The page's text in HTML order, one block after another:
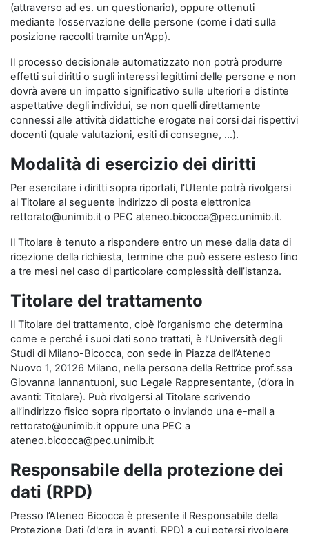
(attraverso ad es. un questionario), oppure ottenuti
mediante l’osservazione delle persone (come i dati sulla
posizione raccolti tramite un’App).
Il processo decisionale automatizzato non potrà produrre
effetti sui diritti o sugli interessi legittimi delle persone e non
dovrà avere un impatto significativo sulle ulteriori e distinte
aspettative degli individui, se non quelli direttamente
connessi alle attività didattiche erogate nei corsi dai rispettivi
docenti (quale valutazioni, esiti di consegne, …).
Modalità di esercizio dei diritti
Per esercitare i diritti sopra riportati, l'Utente potrà rivolgersi
al Titolare al seguente indirizzo di posta elettronica
rettorato@unimib.it o PEC ateneo.bicocca@pec.unimib.it.
Il Titolare è tenuto a rispondere entro un mese dalla data di
ricezione della richiesta, termine che può essere esteso fino
a tre mesi nel caso di particolare complessità dell’istanza.
Titolare del trattamento
Il Titolare del trattamento, cioè l’organismo che determina
come e perché i suoi dati sono trattati, è l’Università degli
Studi di Milano-Bicocca, con sede in Piazza dell’Ateneo
Nuovo 1, 20126 Milano, nella persona della Rettrice prof.ssa
Giovanna Iannantuoni, suo Legale Rappresentante, (d’ora in
avanti: Titolare). Può rivolgersi al Titolare scrivendo
all’indirizzo fisico sopra riportato o inviando una e-mail a
rettorato@unimib.it oppure una PEC a
ateneo.bicocca@pec.unimib.it
Responsabile della protezione dei
dati (RPD)
Presso l’Ateneo Bicocca è presente il Responsabile della
Protezione Dati (d'ora in avanti, RPD) a cui potersi rivolgere